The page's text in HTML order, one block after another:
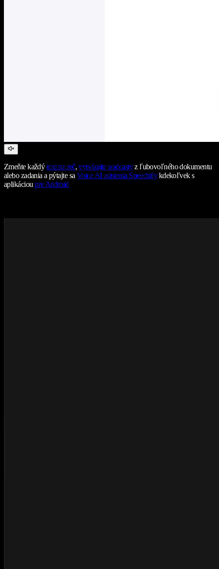
Zmeňte každýtext na reč,vytvárajte podcastyz ľubovoľného dokumentu
alebo zadania a pýtajte saVoice AI asistenta Speechifykdekoľvek s
aplikácioupre Android